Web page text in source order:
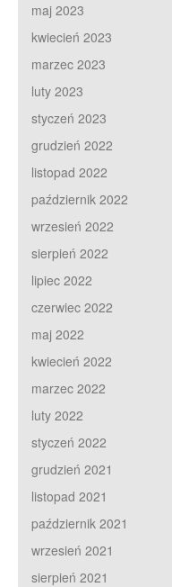
maj 2023
kwiecień 2023
marzec 2023
luty 2023
styczeń 2023
grudzień 2022
listopad 2022
październik 2022
wrzesień 2022
sierpień 2022
lipiec 2022
czerwiec 2022
maj 2022
kwiecień 2022
marzec 2022
luty 2022
styczeń 2022
grudzień 2021
listopad 2021
październik 2021
wrzesień 2021
sierpień 2021